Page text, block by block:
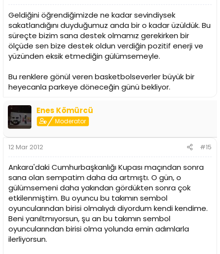
Geldiğini öğrendiğimizde ne kadar sevindiysek
sakatlandığını duyduğumuz anda bir o kadar üzüldük. Bu
süreçte bizim sana destek olmamız gerekirken bir
ölçüde sen bize destek oldun verdiğin pozitif enerji ve
yüzünden eksik etmediğin gülümsemeyle.
Bu renklere gönül veren basketbolseverler büyük bir
heyecanla parkeye döneceğin günü bekliyor.
Enes Kömürcü
Moderator
12 Mar 2012 #15
Ankara'daki Cumhurbaşkanlığı Kupası maçından sonra
sana olan sempatim daha da artmıştı. O gün, o
gülümsemeni daha yakından gördükten sonra çok
etkilenmiştim. Bu oyuncu bu takımın sembol
oyuncularından birisi olmalıydı diyordum kendi kendime.
Beni yanıltmıyorsun, şu an bu takımın sembol
oyuncularından birisi olma yolunda emin adımlarla
ilerliyorsun.